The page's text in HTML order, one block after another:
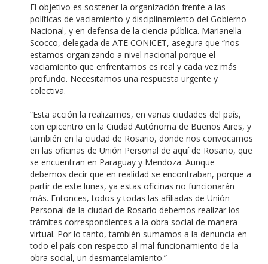
El objetivo es sostener la organización frente a las
políticas de vaciamiento y disciplinamiento del Gobierno
Nacional, y en defensa de la ciencia pública. Marianella
Scocco, delegada de ATE CONICET, asegura que “nos
estamos organizando a nivel nacional porque el
vaciamiento que enfrentamos es real y cada vez más
profundo. Necesitamos una respuesta urgente y
colectiva.
“Esta acción la realizamos, en varias ciudades del país,
con epicentro en la Ciudad Autónoma de Buenos Aires, y
también en la ciudad de Rosario, donde nos convocamos
en las oficinas de Unión Personal de aquí de Rosario, que
se encuentran en Paraguay y Mendoza. Aunque
debemos decir que en realidad se encontraban, porque a
partir de este lunes, ya estas oficinas no funcionarán
más. Entonces, todos y todas las afiliadas de Unión
Personal de la ciudad de Rosario debemos realizar los
trámites correspondientes a la obra social de manera
virtual. Por lo tanto, también sumamos a la denuncia en
todo el país con respecto al mal funcionamiento de la
obra social, un desmantelamiento.”